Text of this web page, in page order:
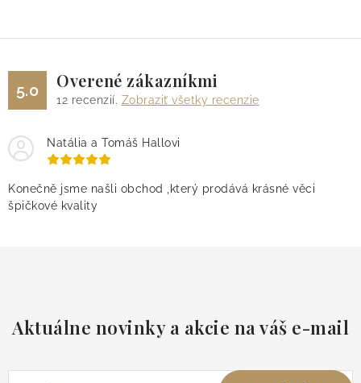
5.0 Overené zákazníkmi
12 recenzií. Zobraziť všetky recenzie
Natália a Tomáš Hallovi
Konečně jsme našli obchod ,který prodává krásné věci
špičkové kvality
Aktuálne novinky a akcie na váš e-mail